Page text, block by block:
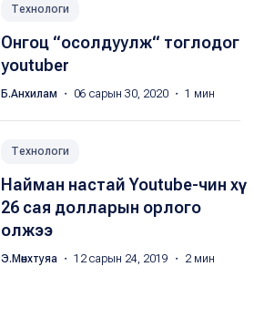
Технологи
Онгоц “осолдуулж“ тоглодог
youtuber
Б.Анхилам ・ 06 сарын 30, 2020 ・ 1 мин
Технологи
Найман настай Youtube-чин хүү
26 сая долларын орлого
олжээ
Э.Мөнхтуяа ・ 12 сарын 24, 2019 ・ 2 мин